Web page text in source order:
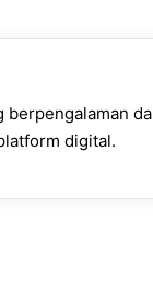
digital.